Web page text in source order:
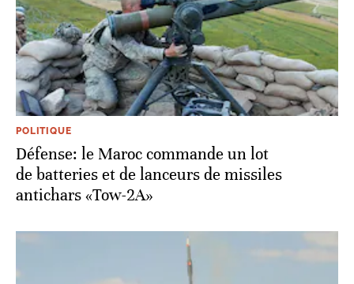
POLITIQUE
Défense: le Maroc commande un lot
de batteries et de lanceurs de missiles
antichars «Tow-2A»